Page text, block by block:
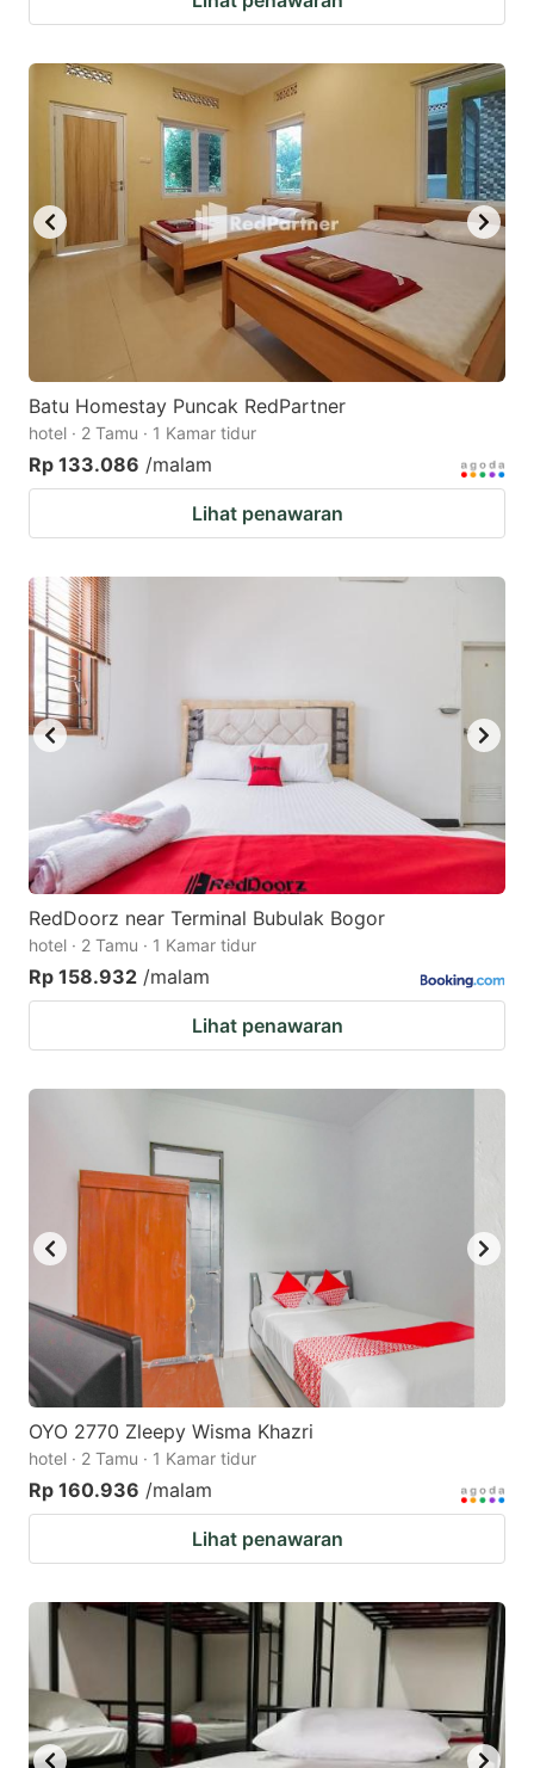
Batu Homestay Puncak RedPartner
hotel · 2 Tamu · 1 Kamar tidur
Rp 133.086 /malam
Lihat penawaran
RedDoorz near Terminal Bubulak Bogor
hotel · 2 Tamu · 1 Kamar tidur
Rp 158.932 /malam
Lihat penawaran
OYO 2770 Zleepy Wisma Khazri
hotel · 2 Tamu · 1 Kamar tidur
Rp 160.936 /malam
Lihat penawaran